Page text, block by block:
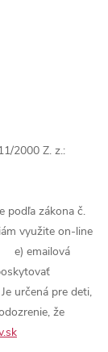
2000 Z. z.:
podľa zákona č.
využite on-line
určená pre deti,
že